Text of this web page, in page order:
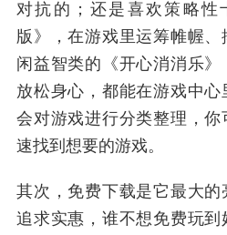
对抗的；还是喜欢策略性
版》，在游戏里运筹帷幄
闲益智类的《开心消消乐
放松身心，都能在游戏中
会对游戏进行分类整理，
速找到想要的游戏。
其次，免费下载是它最大
追求实惠，谁不想免费玩